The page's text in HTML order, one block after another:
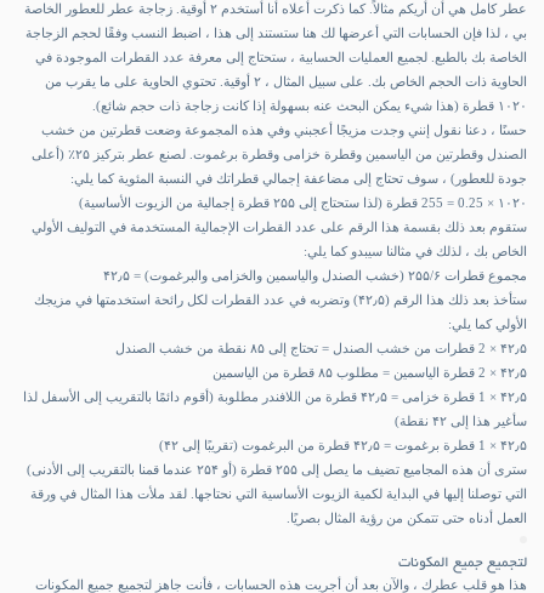
عطر كامل هي أن أريكم مثالاً. كما ذكرت أعلاه أنا أستخدم ۲ أوقية. زجاجة عطر للعطور الخاصة
بي ، لذا فإن الحسابات التي أعرضها لك هنا ستستند إلى هذا ، اضبط النسب وفقًا لحجم الزجاجة
الخاصة بك بالطبع. لجميع العمليات الحسابية ، ستحتاج إلى معرفة عدد القطرات الموجودة في
الحاوية ذات الحجم الخاص بك. على سبيل المثال ، ۲ أوقية. تحتوي الحاوية على ما يقرب من
۱۰۲۰ قطرة (هذا شيء يمكن البحث عنه بسهولة إذا كانت زجاجة ذات حجم شائع).
حسنًا ، دعنا نقول إنني وجدت مزيجًا أعجبني وفي هذه المجموعة وضعت قطرتين من خشب
الصندل وقطرتين من الياسمين وقطرة خزامى وقطرة برغموت. لصنع عطر بتركيز ۲۵٪ (أعلى
جودة للعطور) ، سوف تحتاج إلى مضاعفة إجمالي قطراتك في النسبة المئوية كما يلي:
۱۰۲۰ × 0.25 = 255 قطرة (لذا ستحتاج إلى ۲۵۵ قطرة إجمالية من الزيوت الأساسية)
ستقوم بعد ذلك بقسمة هذا الرقم على عدد القطرات الإجمالية المستخدمة في التوليف الأولي
الخاص بك ، لذلك في مثالنا سيبدو كما يلي:
مجموع قطرات ۲۵۵/۶ (خشب الصندل والياسمين والخزامى والبرغموت) = ۴۲٫۵
ستأخذ بعد ذلك هذا الرقم (۴۲٫۵) وتضربه في عدد القطرات لكل رائحة استخدمتها في مزيجك
الأولي كما يلي:
۴۲٫۵ × 2 قطرات من خشب الصندل = تحتاج إلى ۸۵ نقطة من خشب الصندل
۴۲٫۵ × 2 قطرة الياسمين = مطلوب ۸۵ قطرة من الياسمين
۴۲٫۵ × 1 قطرة خزامى = ۴۲٫۵ قطرة من اللافندر مطلوبة (أقوم دائمًا بالتقريب إلى الأسفل لذا
سأغير هذا إلى ۴۲ نقطة)
۴۲٫۵ × 1 قطرة برغموت = ۴۲٫۵ قطرة من البرغموت (تقريبًا إلى ۴۲)
سترى أن هذه المجاميع تضيف ما يصل إلى ۲۵۵ قطرة (أو ۲۵۴ عندما قمنا بالتقريب إلى الأدنى)
التي توصلنا إليها في البداية لكمية الزيوت الأساسية التي نحتاجها. لقد ملأت هذا المثال في ورقة
العمل أدناه حتى تتمكن من رؤية المثال بصريًا.
لتجميع جميع المكونات
هذا هو قلب عطرك ، والآن بعد أن أجريت هذه الحسابات ، فأنت جاهز لتجميع جميع المكونات